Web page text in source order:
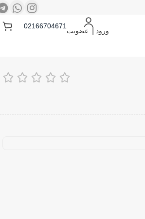
ورود ⎟ عضویت
02166704671
پیچ گوشتی برقی و شارژی